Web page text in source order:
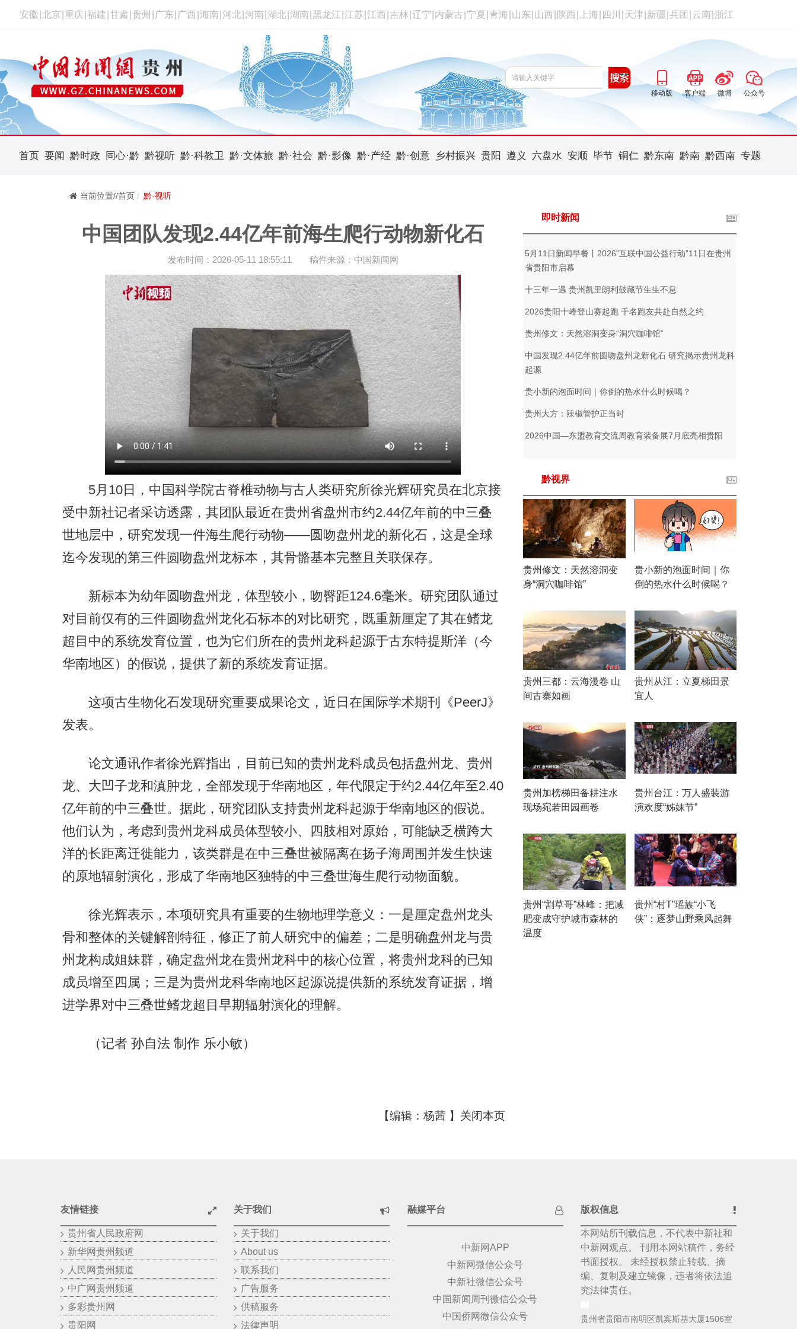
安徽 北京 重庆 福建 甘肃 贵州 广东 广西 海南 河北 河南 湖北 湖南 黑龙江 江苏 江西 吉林 辽宁 内蒙古 宁夏 青海 山东 山西 陕西 上海 四川 天津 新疆 兵团 云南 浙江
移动版 客户端 微博 公众号
首页 要闻 黔时政 同心·黔 黔视听 黔·科教卫 黔·文体旅 黔·社会 黔·影像 黔·产经 黔·创意 乡村振兴 贵阳 遵义 六盘水 安顺 毕节 铜仁 黔东南 黔南 黔西南 专题
当前位置//首页 黔·视听
中国团队发现2.44亿年前海生爬行动物新化石
发布时间：2026-05-11 18:55:11 稿件来源：中国新闻网
5月10日，中国科学院古脊椎动物与古人类研究所徐光辉研究员在北京接
受中新社记者采访透露，其团队最近在贵州省盘州市约2.44亿年前的中三叠
世地层中，研究发现一件海生爬行动物——圆吻盘州龙的新化石，这是全球
迄今发现的第三件圆吻盘州龙标本，其骨骼基本完整且关联保存。
新标本为幼年圆吻盘州龙，体型较小，吻臀距124.6毫米。研究团队通过
对目前仅有的三件圆吻盘州龙化石标本的对比研究，既重新厘定了其在鳍龙
超目中的系统发育位置，也为它们所在的贵州龙科起源于古东特提斯洋（今
华南地区）的假说，提供了新的系统发育证据。
这项古生物化石发现研究重要成果论文，近日在国际学术期刊《PeerJ》
发表。
论文通讯作者徐光辉指出，目前已知的贵州龙科成员包括盘州龙、贵州
龙、大凹子龙和滇肿龙，全部发现于华南地区，年代限定于约2.44亿年至2.40
亿年前的中三叠世。据此，研究团队支持贵州龙科起源于华南地区的假说。
他们认为，考虑到贵州龙科成员体型较小、四肢相对原始，可能缺乏横跨大
洋的长距离迁徙能力，该类群是在中三叠世被隔离在扬子海周围并发生快速
的原地辐射演化，形成了华南地区独特的中三叠世海生爬行动物面貌。
徐光辉表示，本项研究具有重要的生物地理学意义：一是厘定盘州龙头
骨和整体的关键解剖特征，修正了前人研究中的偏差；二是明确盘州龙与贵
州龙构成姐妹群，确定盘州龙在贵州龙科中的核心位置，将贵州龙科的已知
成员增至四属；三是为贵州龙科华南地区起源说提供新的系统发育证据，增
进学界对中三叠世鳍龙超目早期辐射演化的理解。
（记者 孙自法 制作 乐小敏）
【编辑：杨茜 】 关闭本页
即时新闻
5月11日新闻早餐丨2026“互联中国公益行动”11日在贵州
省贵阳市启幕
十三年一遇 贵州凯里朗利鼓藏节生生不息
2026贵阳十峰登山赛起跑 千名跑友共赴自然之约
贵州修文：天然溶洞变身“洞穴咖啡馆”
中国发现2.44亿年前圆吻盘州龙新化石 研究揭示贵州龙科
起源
贵小新的泡面时间｜你倒的热水什么时候喝？
贵州大方：辣椒管护正当时
2026中国—东盟教育交流周教育装备展7月底亮相贵阳
黔视界
贵州修文：天然溶洞变
身“洞穴咖啡馆”
贵小新的泡面时间｜你
倒的热水什么时候喝？
贵州三都：云海漫卷 山
间古寨如画
贵州从江：立夏梯田景
宜人
贵州加榜梯田备耕注水
现场宛若田园画卷
贵州台江：万人盛装游
演欢度“姊妹节”
贵州“割草哥”林峰：把减
肥变成守护城市森林的
温度
贵州“村T”瑶族“小飞
侠”：逐梦山野乘风起舞
友情链接
贵州省人民政府网
新华网贵州频道
人民网贵州频道
中广网贵州频道
多彩贵州网
贵阳网
关于我们
关于我们
About us
联系我们
广告服务
供稿服务
法律声明
融媒平台
中新网APP
中新网微信公众号
中新社微信公众号
中国新闻周刊微信公众号
中国侨网微信公众号
版权信息
本网站所刊载信息，不代表中新社和
中新网观点。 刊用本网站稿件，务经
书面授权。 未经授权禁止转载、摘
编、复制及建立镜像，违者将依法追
究法律责任。
贵州省贵阳市南明区凯宾斯基大厦1506室